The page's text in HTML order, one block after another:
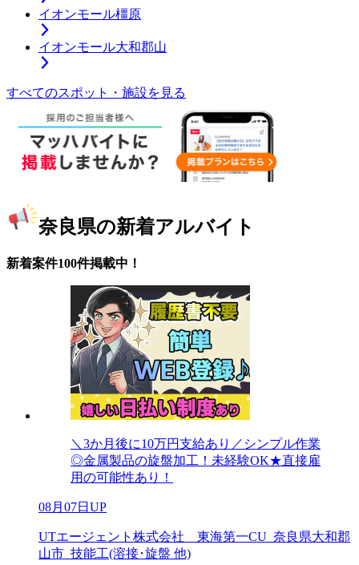
イオンモール橿原
イオンモール大和郡山
すべてのスポット・施設を見る
奈良県の新着アルバイト
新着案件100件掲載中！
＼3か月後に10万円支給あり／シンプル作業
◎金属製品の旋盤加工！未経験OK★直接雇
用の可能性あり！
08月07日UP
UTエージェント株式会社 東海第一CU_奈良県大和郡
山市_技能工(溶接･旋盤 他)